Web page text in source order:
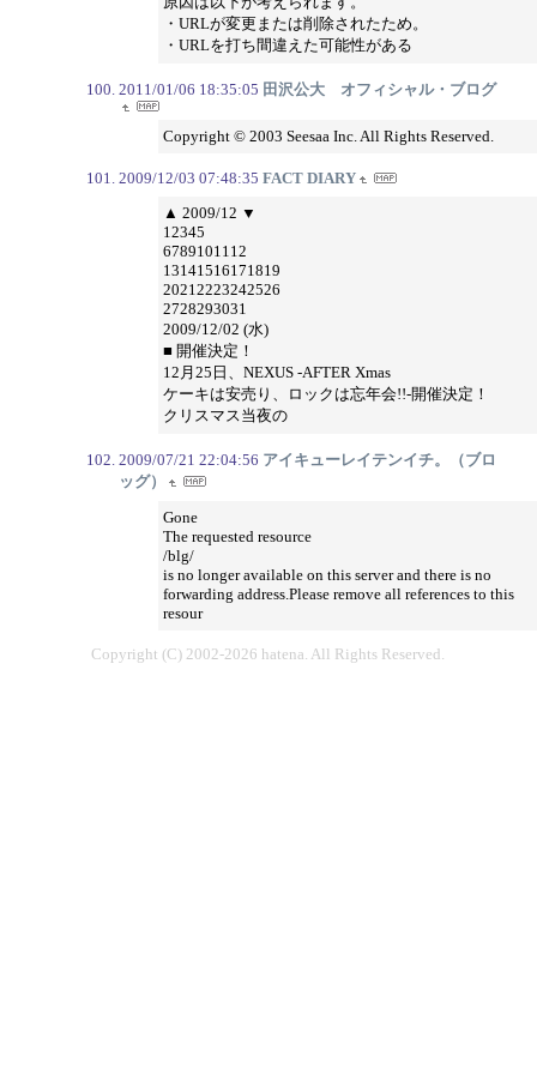
・URLが変更または削除されたため。
・URLを打ち間違えた可能性がある
2011/01/06 18:35:05 田沢公大 オフィシャル・ブログ
Copyright © 2003 Seesaa Inc. All Rights Reserved.
2009/12/03 07:48:35 FACT DIARY
▲ 2009/12 ▼
12345
6789101112
13141516171819
20212223242526
2728293031
2009/12/02 (水)
■ 開催決定！
12月25日、NEXUS -AFTER Xmas
ケーキは安売り、ロックは忘年会!!-開催決定！
クリスマス当夜の
2009/07/21 22:04:56 アイキューレイテンイチ。（ブロ
ッグ）
Gone
The requested resource
/blg/
is no longer available on this server and there is no
forwarding address.Please remove all references to this
resour
Copyright (C) 2002-2026 hatena. All Rights Reserved.